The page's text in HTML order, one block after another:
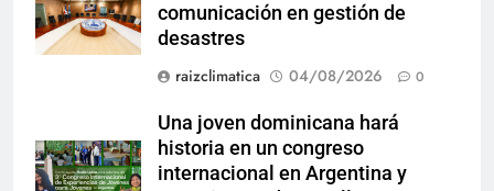
comunicación en gestión de
desastres
raizclimatica
04/08/2026 0
Una joven dominicana hará
historia en un congreso
internacional en Argentina y